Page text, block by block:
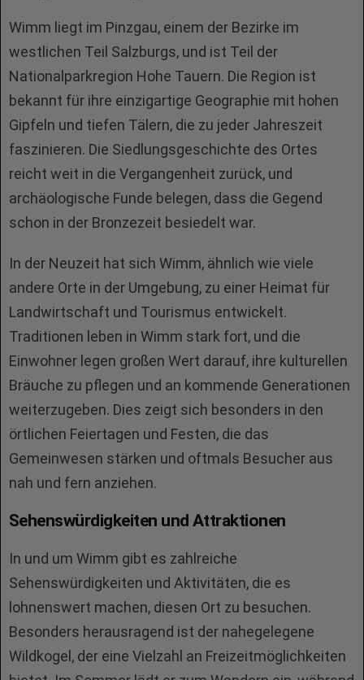
Wimm liegt im Pinzgau, einem der Bezirke im
westlichen Teil Salzburgs, und ist Teil der
Nationalparkregion Hohe Tauern. Die Region ist
bekannt für ihre einzigartige Geographie mit hohen
Gipfeln und tiefen Tälern, die zu jeder Jahreszeit
faszinieren. Die Siedlungsgeschichte des Ortes
reicht weit in die Vergangenheit zurück, und
archäologische Funde belegen, dass die Gegend
schon in der Bronzezeit besiedelt war.
In der Neuzeit hat sich Wimm, ähnlich wie viele
andere Orte in der Umgebung, zu einer Heimat für
Landwirtschaft und Tourismus entwickelt.
Traditionen leben in Wimm stark fort, und die
Einwohner legen großen Wert darauf, ihre kulturellen
Bräuche zu pflegen und an kommende Generationen
weiterzugeben. Dies zeigt sich besonders in den
örtlichen Feiertagen und Festen, die das
Gemeinwesen stärken und oftmals Besucher aus
nah und fern anziehen.
Sehenswürdigkeiten und Attraktionen
In und um Wimm gibt es zahlreiche
Sehenswürdigkeiten und Aktivitäten, die es
lohnenswert machen, diesen Ort zu besuchen.
Besonders herausragend ist der nahegelegene
Wildkogel, der eine Vielzahl an Freizeitmöglichkeiten